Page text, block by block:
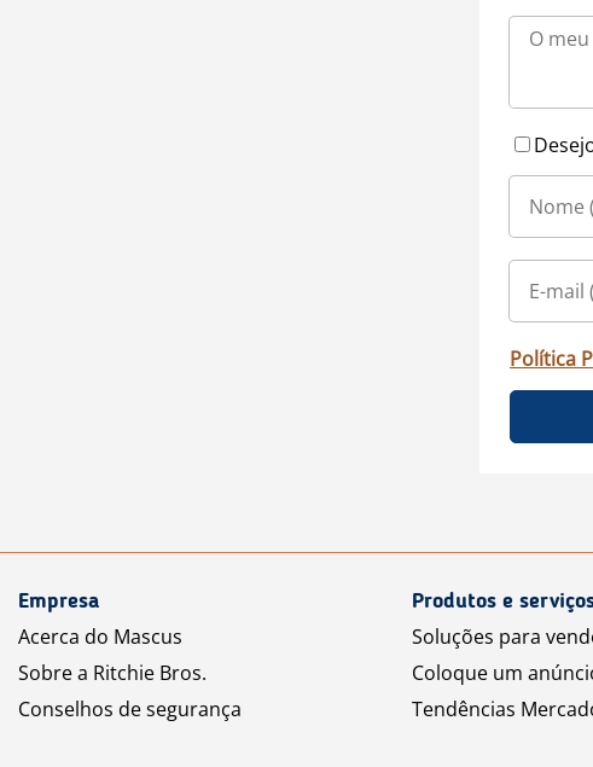
Política
Empresa
Acerca do Mascus
Sobre a Ritchie Bros.
Conselhos de segurança
Produtos e
Soluções para
Coloque um
Tendências